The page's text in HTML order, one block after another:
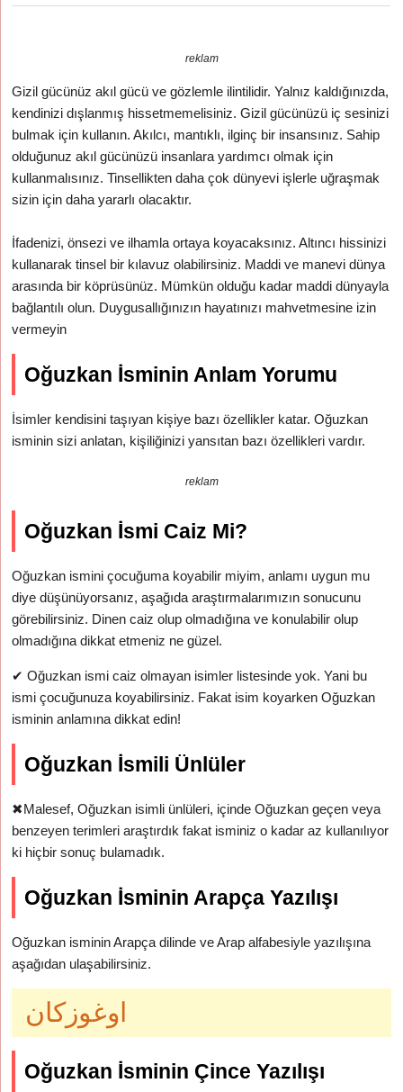
reklam
Gizil gücünüz akıl gücü ve gözlemle ilintilidir. Yalnız kaldığınızda,
kendinizi dışlanmış hissetmemelisiniz. Gizil gücünüzü iç sesinizi
bulmak için kullanın. Akılcı, mantıklı, ilginç bir insansınız. Sahip
olduğunuz akıl gücünüzü insanlara yardımcı olmak için
kullanmalısınız. Tinsellikten daha çok dünyevi işlerle uğraşmak
sizin için daha yararlı olacaktır.
İfadenizi, önsezi ve ilhamla ortaya koyacaksınız. Altıncı hissinizi
kullanarak tinsel bir kılavuz olabilirsiniz. Maddi ve manevi dünya
arasında bir köprüsünüz. Mümkün olduğu kadar maddi dünyayla
bağlantılı olun. Duygusallığınızın hayatınızı mahvetmesine izin
vermeyin
Oğuzkan İsminin Anlam Yorumu
İsimler kendisini taşıyan kişiye bazı özellikler katar. Oğuzkan
isminin sizi anlatan, kişiliğinizi yansıtan bazı özellikleri vardır.
reklam
Oğuzkan İsmi Caiz Mi?
Oğuzkan ismini çocuğuma koyabilir miyim, anlamı uygun mu
diye düşünüyorsanız, aşağıda araştırmalarımızın sonucunu
görebilirsiniz. Dinen caiz olup olmadığına ve konulabilir olup
olmadığına dikkat etmeniz ne güzel.
✔ Oğuzkan ismi caiz olmayan isimler listesinde yok. Yani bu
ismi çocuğunuza koyabilirsiniz. Fakat isim koyarken Oğuzkan
isminin anlamına dikkat edin!
Oğuzkan İsmili Ünlüler
✖Malesef, Oğuzkan isimli ünlüleri, içinde Oğuzkan geçen veya
benzeyen terimleri araştırdık fakat isminiz o kadar az kullanılıyor
ki hiçbir sonuç bulamadık.
Oğuzkan İsminin Arapça Yazılışı
Oğuzkan isminin Arapça dilinde ve Arap alfabesiyle yazılışına
aşağıdan ulaşabilirsiniz.
اوغوزكان
Oğuzkan İsminin Çince Yazılışı